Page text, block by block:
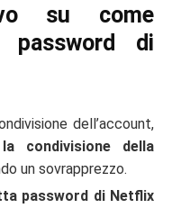
su come
di
dell’account,
condivisione della
un sovrapprezzo.
password di Netflix